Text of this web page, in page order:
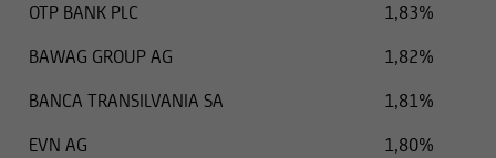
OTP BANK PLC
1,83%
BAWAG GROUP AG
1,82%
BANCA TRANSILVANIA SA
1,81%
EVN AG
1,80%